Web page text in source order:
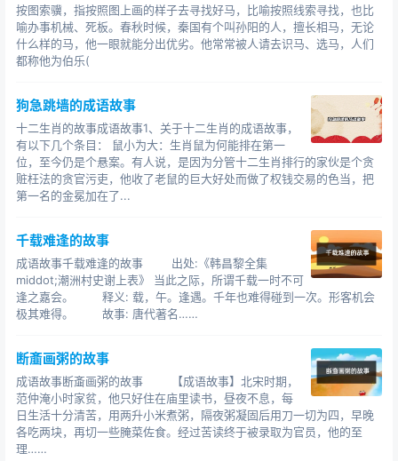
按图索骥，指按照图上画的样子去寻找好马，比喻按照线索寻找，也比
喻办事机械、死板。春秋时候，秦国有个叫孙阳的人，擅长相马，无论
什么样的马，他一眼就能分出优劣。他常常被人请去识马、选马，人们
都称他为伯乐(
狗急跳墙的成语故事
十二生肖的故事成语故事1、关于十二生肖的成语故事，
有以下几个条目： 鼠小为大：生肖鼠为何能排在第一
位，至今仍是个悬案。有人说，是因为分管十二生肖排行的家伙是个贪
赃枉法的贪官污吏，他收了老鼠的巨大好处而做了权钱交易的色当，把
第一名的金冕加在了...
千载难逢的故事
成语故事千载难逢的故事 出处:《韩昌黎全集
middot;潮洲村史谢上表》 当此之际，所谓千载一时不可
逢之嘉会。 释义: 载，午。逢遇。千年也难得碰到一次。形客机会
极其难得。 故事: 唐代著名……
断齑画粥的故事
成语故事断齑画粥的故事 【成语故事】北宋时期，
范仲淹小时家贫，他只好住在庙里读书，昼夜不息，每
日生活十分清苦，用两升小米煮粥，隔夜粥凝固后用刀一切为四，早晚
各吃两块，再切一些腌菜佐食。经过苦读终于被录取为官员，他的至
理……